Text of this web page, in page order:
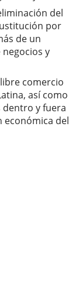
del
por
de un
y
comercio
así como
dentro y fuera
económica del